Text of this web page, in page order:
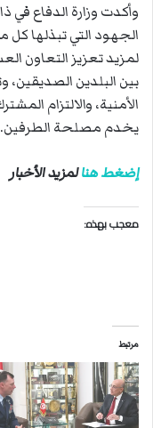
وأكدت وزارة الدفاع
الجهود التي تبذلها كل
لمزيد تعزيز التعاون
بين البلدين
الأمنية، والالتزام
يخدم مصلحة الطرفين.
إضغط هنالمزيد الأخبار
معجب بهذه:
مرتبط